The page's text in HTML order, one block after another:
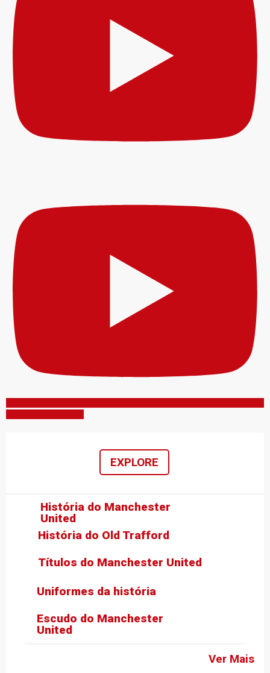
EXPLORE
História do Old Trafford
Títulos do Manchester United
Uniformes da história
Ver Mais
História do Manchester
United
Escudo do Manchester
United